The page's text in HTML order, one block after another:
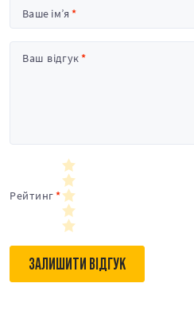
Ваше ім’я
Ваш відгук
Рейтинг
ЗАЛИШИТИ ВІДГУК